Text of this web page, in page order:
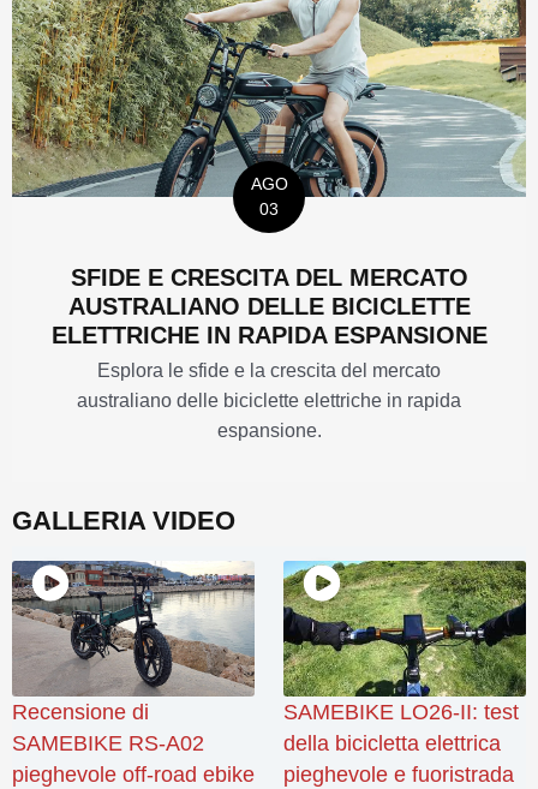
AGO
03
SFIDE E CRESCITA DEL MERCATO
AUSTRALIANO DELLE BICICLETTE
ELETTRICHE IN RAPIDA ESPANSIONE
Esplora le sfide e la crescita del mercato
australiano delle biciclette elettriche in rapida
espansione.
GALLERIA VIDEO
Recensione di
SAMEBIKE RS-A02
pieghevole off-road ebike
SAMEBIKE LO26-II: test
della bicicletta elettrica
pieghevole e fuoristrada